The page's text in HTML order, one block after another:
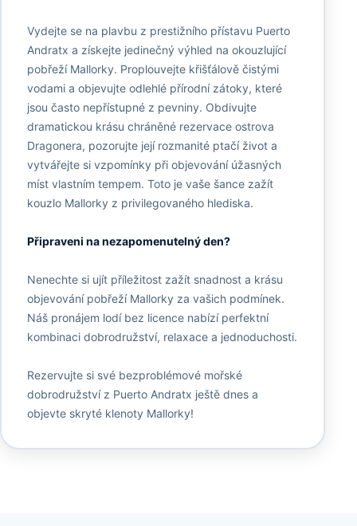
Vydejte se na plavbu z prestižního přístavu Puerto
Andratx a získejte jedinečný výhled na okouzlující
pobřeží Mallorky. Proplouvejte křišťálově čistými
vodami a objevujte odlehlé přírodní zátoky, které
jsou často nepřístupné z pevniny. Obdivujte
dramatickou krásu chráněné rezervace ostrova
Dragonera, pozorujte její rozmanité ptačí život a
vytvářejte si vzpomínky při objevování úžasných
míst vlastním tempem. Toto je vaše šance zažít
kouzlo Mallorky z privilegovaného hlediska.
Připraveni na nezapomenutelný den?
Nenechte si ujít příležitost zažít snadnost a krásu
objevování pobřeží Mallorky za vašich podmínek.
Náš pronájem lodí bez licence nabízí perfektní
kombinaci dobrodružství, relaxace a jednoduchosti.
Rezervujte si své bezproblémové mořské
dobrodružství z Puerto Andratx ještě dnes a
objevte skryté klenoty Mallorky!